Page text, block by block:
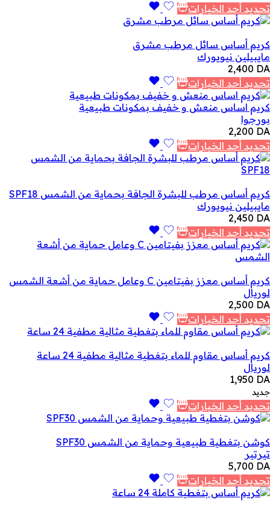
تحديد أحد الخيارات
كريم أساس سائل مرطب مشرق
مايبيلين نيويورك
2,400 DA
تحديد أحد الخيارات
كريم اساس منعش و خفيف بمكونات طبيعية
بورجوا
2,200 DA
تحديد أحد الخيارات
كريم أساس مرطب للبشرة الجافة بحماية من الشمس SPF18
مايبيلين نيويورك
2,450 DA
تحديد أحد الخيارات
كريم أساس معزز بفيتامين C وعامل حماية من أشعة الشمس
لوريال
2,500 DA
تحديد أحد الخيارات
كريم أساس مقاوم للماء بتغطية مثالية مطفية 24 ساعة
لوريال
1,950 DA
جديد
تحديد أحد الخيارات
كوشن بتغطية طبيعية وحماية من الشمس SPF30
تيرتير
5,700 DA
تحديد أحد الخيارات